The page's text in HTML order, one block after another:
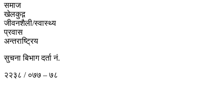
समाज
खेलकुद़़
जीवनशैली/स्वास्थ्य
प्रवास
अन्तराष्ट्रिय
सुचना बिभाग दर्ता नं.
२२३८ / ०७७ – ७८